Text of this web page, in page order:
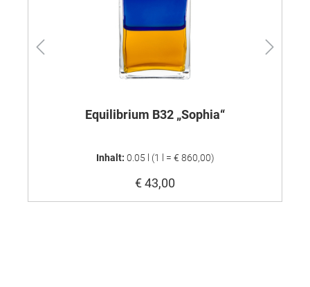
Equilibrium B32 „Sophia“
Inhalt: 0.05 l (1 l = € 860,00)
€ 43,00